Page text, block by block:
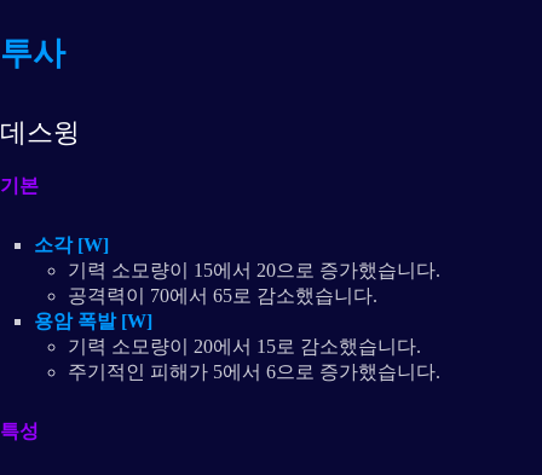
투사
데스윙
기본
소각 [W]
기력 소모량이 15에서 20으로 증가했습니다.
공격력이 70에서 65로 감소했습니다.
용암 폭발 [W]
기력 소모량이 20에서 15로 감소했습니다.
주기적인 피해가 5에서 6으로 증가했습니다.
특성